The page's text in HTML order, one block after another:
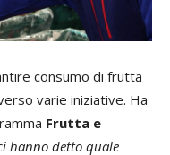
consumo di frutta
varie iniziative. Ha
Frutta e
hanno detto quale